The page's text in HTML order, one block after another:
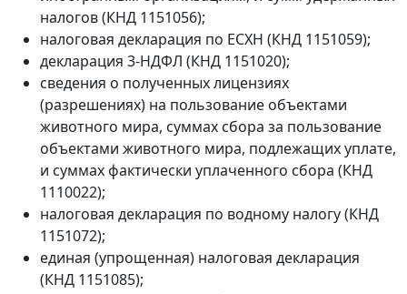
налогов (КНД 1151056);
налоговая декларация по ЕСХН (КНД 1151059);
декларация 3-НДФЛ (КНД 1151020);
сведения о полученных лицензиях
(разрешениях) на пользование объектами
животного мира, суммах сбора за пользование
объектами животного мира, подлежащих уплате,
и суммах фактически уплаченного сбора (КНД
1110022);
налоговая декларация по водному налогу (КНД
1151072);
единая (упрощенная) налоговая декларация
(КНД 1151085);